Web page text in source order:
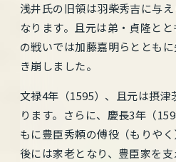
浅井氏の旧領は羽柴秀吉に与
なります。且元は弟・貞隆と
の戦いでは加藤嘉明らととも
き崩しました。
文禄4年（1595）、且元は摂
ります。さらに、慶長3年（
もに豊臣秀頼の傅役（もりや
後には家老となり、豊臣家を